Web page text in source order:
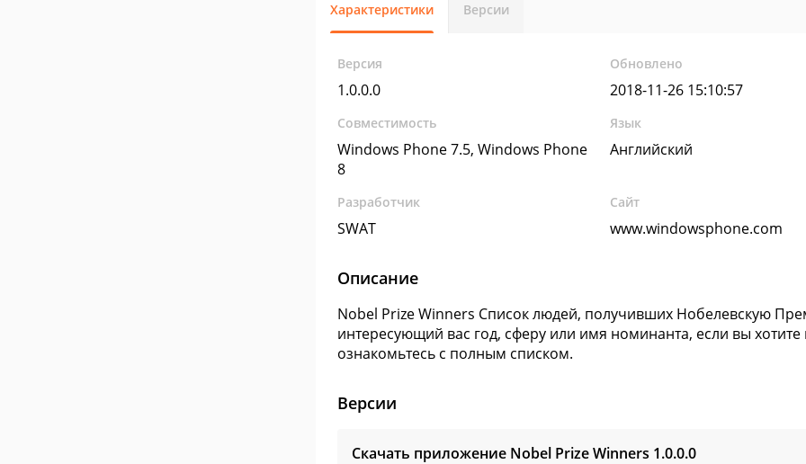
Характеристики Версии
Версия
1.0.0.0
Обновлено
2018-11-26 15:10:57
Совместимость
Windows Phone 7.5, Windows Phone
8
Язык
Английский
Разработчик
SWAT
Сайт
www.windowsphone.com
Описание
Nobel Prize Winners Список людей, получивших Нобелевскую
интересующий вас год, сферу или имя номинанта, если вы
ознакомьтесь с полным списком.
Версии
Скачать приложение Nobel Prize Winners 1.0.0.0